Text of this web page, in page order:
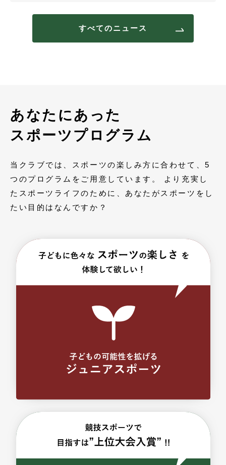
すべてのニュース
あなたにあった
スポーツプログラム
当クラブでは、スポーツの楽しみ方に合わせて、5
つのプログラムをご用意しています。 より充実し
たスポーツライフのために、あなたがスポーツをし
たい目的はなんですか？